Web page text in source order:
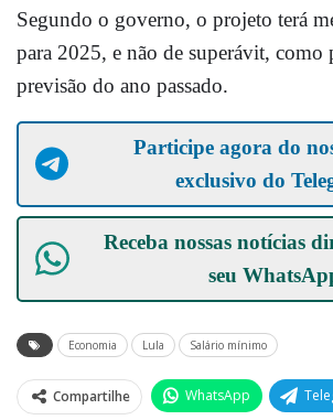
Segundo o governo, o projeto terá
para 2025, e não de superávit, como
previsão do ano passado.
Participe agora do
exclusivo do
Receba nossas notícias
seu
Economia Lula Salário mínimo
Compartilhe WhatsApp